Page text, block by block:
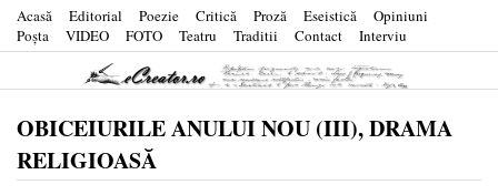
Acasă Editorial Poezie Critică Proză Eseistică
Opiniuni
Poşta
VIDEO FOTO Teatru Traditii Contact Interviu
OBICEIURILE ANULUI NOU (III), DRAMA
RELIGIOASĂ